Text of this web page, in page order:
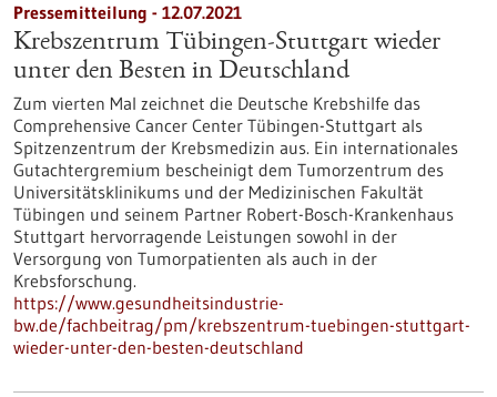
Pressemitteilung - 12.07.2021
Krebszentrum Tübingen-Stuttgart wieder
unter den Besten in Deutschland
Zum vierten Mal zeichnet die Deutsche Krebshilfe das
Comprehensive Cancer Center Tübingen-Stuttgart als
Spitzenzentrum der Krebsmedizin aus. Ein internationales
Gutachtergremium bescheinigt dem Tumorzentrum des
Universitätsklinikums und der Medizinischen Fakultät
Tübingen und seinem Partner Robert-Bosch-Krankenhaus
Stuttgart hervorragende Leistungen sowohl in der
Versorgung von Tumorpatienten als auch in der
Krebsforschung.
https://www.gesundheitsindustrie-
bw.de/fachbeitrag/pm/krebszentrum-tuebingen-stuttgart-
wieder-unter-den-besten-deutschland